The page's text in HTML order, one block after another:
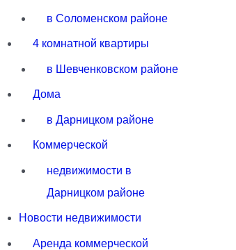
в Соломенском районе
4 комнатной квартиры
в Шевченковском районе
Дома
в Дарницком районе
Коммерческой
недвижимости в
Дарницком районе
Новости недвижимости
Аренда коммерческой